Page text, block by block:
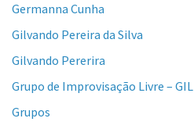
Germanna Cunha
Gilvando Pereira da Silva
Gilvando Pererira
Grupo de Improvisação Livre – GIL
Grupos